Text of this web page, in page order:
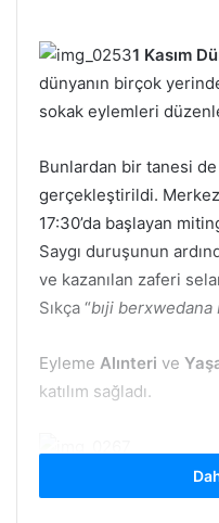
1 Kasım
dünyanın birçok
sokak eylemleri
Bunlardan bir tanesi de
gerçekleştirildi.
17:30’da başlayan
Saygı duruşunun
ve kazanılan zaferi
Sıkça “bıji berxwedana
Eyleme Alınteri ve
katılım sağladı.